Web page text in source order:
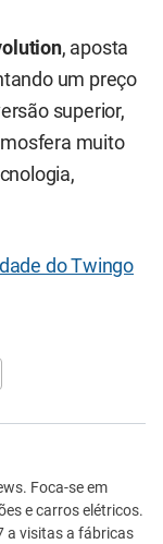
, aposta
um preço
superior,
muito
do Twingo
Foca-se em
e carros elétricos.
a visitas a fábricas